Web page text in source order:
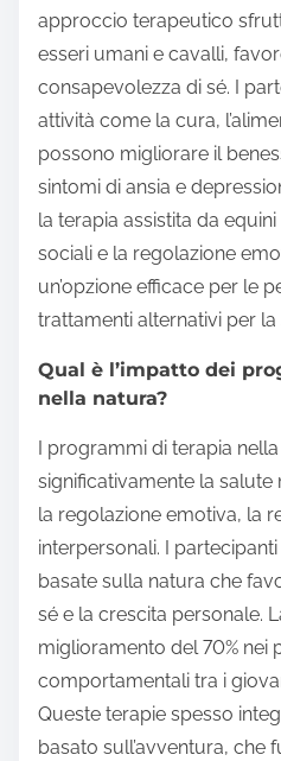
approccio terapeutico
esseri umani e cavalli,
consapevolezza di sé. I
attività come la cura,
possono migliorare il
sintomi di ansia e
la terapia assistita da
sociali e la regolazione
un’opzione efficace per le
trattamenti alternativi per
Qual è l’impatto dei
nella natura?
I programmi di terapia
significativamente la
la regolazione emotiva, la
interpersonali. I
basate sulla natura che
sé e la crescita personale.
miglioramento del 70% nei
comportamentali tra i
Queste terapie spesso
basato sull’avventura, che